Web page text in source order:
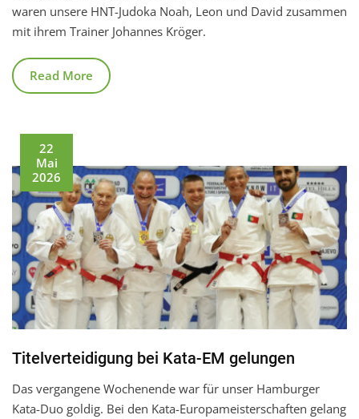
waren unsere HNT-Judoka Noah, Leon und David zusammen
mit ihrem Trainer Johannes Kröger.
Read More
22
Mai
2026
Titelverteidigung bei Kata-EM gelungen
Das vergangene Wochenende war für unser Hamburger
Kata-Duo goldig. Bei den Kata-Europameisterschaften gelang